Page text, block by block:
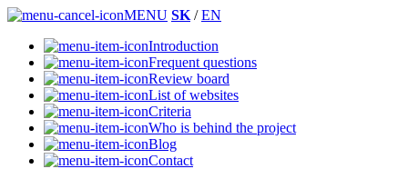
MENU SK /EN
Introduction
Frequent questions
Review board
List of websites
Criteria
Who is behind the project
Blog
Contact